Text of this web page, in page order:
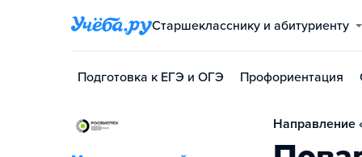
Старшекласснику и абитуриенту
Подготовка к ЕГЭ и ОГЭ Профориентация
Направление